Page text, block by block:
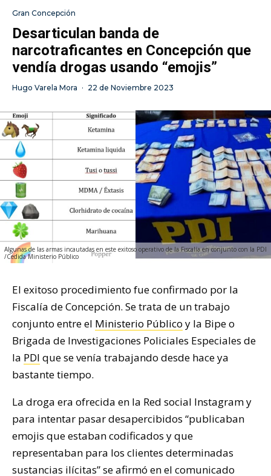
Gran Concepción
Desarticulan banda de
narcotraficantes en Concepción que
vendía drogas usando “emojis”
Hugo Varela Mora · 22 de Noviembre 2023
Algunas de las armas incautadas en este exitoso operativo de la Fiscalía en conjunto con la PDI
/Cedida Ministerio Público
El exitoso procedimiento fue confirmado por la
Fiscalía de Concepción. Se trata de un trabajo
conjunto entre el Ministerio Público y la Bipe o
Brigada de Investigaciones Policiales Especiales de
la PDI que se venía trabajando desde hace ya
bastante tiempo.
La droga era ofrecida en la Red social Instagram y
para intentar pasar desapercibidos “publicaban
emojis que estaban codificados y que
representaban para los clientes determinadas
sustancias ilícitas” se afirmó en el comunicado